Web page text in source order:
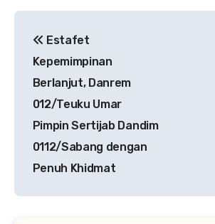
pos
Estafet
Kepemimpinan
Berlanjut, Danrem
012/Teuku Umar
Pimpin Sertijab Dandim
0112/Sabang dengan
Penuh Khidmat